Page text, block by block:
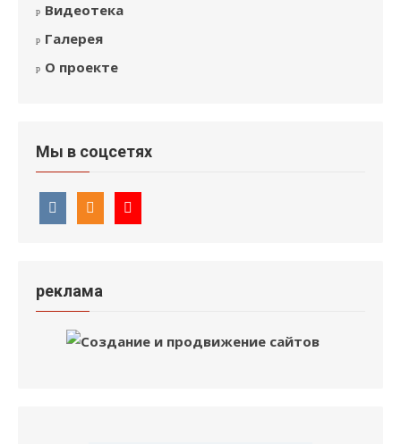
Видеотека
Галерея
О проекте
Мы в соцсетях
реклама